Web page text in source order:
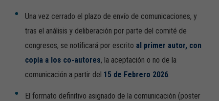
Una vez cerrado el plazo de envío de comunicaciones, y
tras el análisis y deliberación por parte del comité de
congresos, se notificará por escrito al primer autor, con
copia a los co-autores, la aceptación o no de la
comunicación a partir del 15 de Febrero 2026.
El formato definitivo asignado de la comunicación (poster